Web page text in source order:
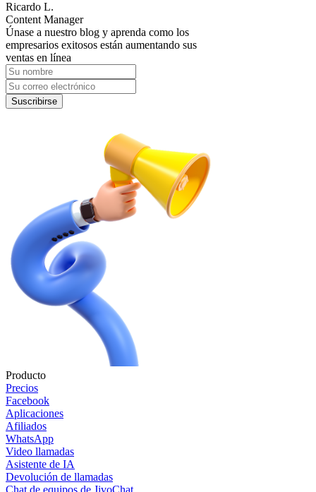
Ricardo L.
Content Manager
Únase a nuestro blog y aprenda como los
empresarios exitosos están aumentando sus
ventas en línea
Suscribirse
Producto
Precios
Facebook
Aplicaciones
Afiliados
WhatsApp
Video llamadas
Asistente de IA
Devolución de llamadas